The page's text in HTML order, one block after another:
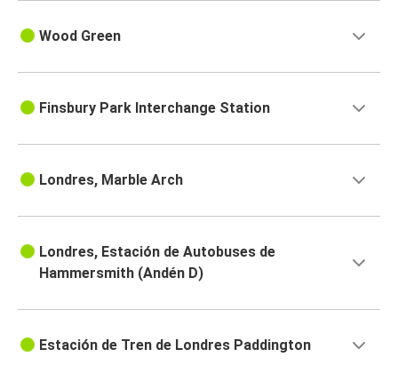
Wood Green
Finsbury Park Interchange Station
Londres, Marble Arch
Londres, Estación de Autobuses de
Hammersmith (Andén D)
Estación de Tren de Londres Paddington